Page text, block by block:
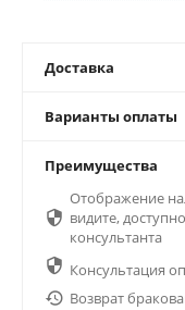
Доставка
Варианты оплаты
Преимущества

Отображение
видите,
консультанта
 Консультация
 Возврат